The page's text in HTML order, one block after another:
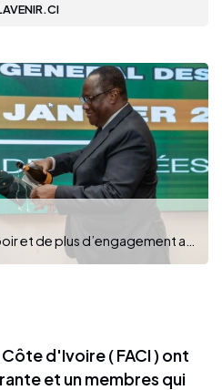
d'Ivoire ( FACI ) ont
et un membres qui